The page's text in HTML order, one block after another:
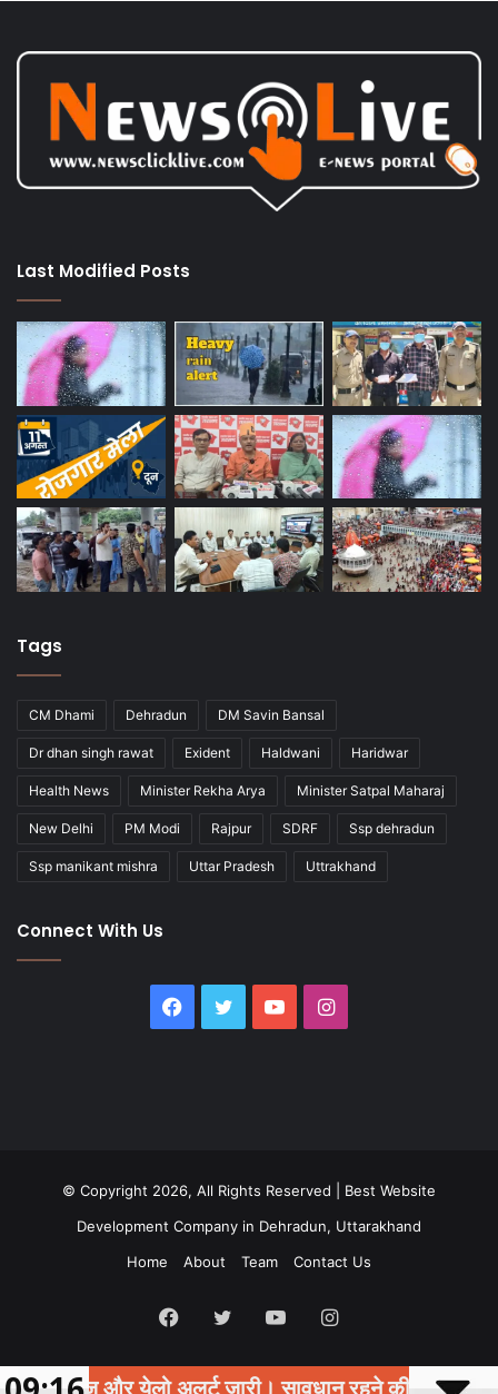
Last Modified Posts
Tags
CM Dhami Dehradun DM Savin Bansal
Dr dhan singh rawat Exident Haldwani Haridwar
Health News Minister Rekha Arya Minister Satpal Maharaj
New Delhi PM Modi Rajpur SDRF Ssp dehradun
Ssp manikant mishra Uttar Pradesh Uttrakhand
Connect With Us
Facebook
Twitter YouTubeInstagram
© Copyright 2026, All Rights Reserved | Best Website
Development Company in Dehradun, Uttarakhand
Home
About Team Contact Us
Facebook
Twitter YouTubeInstagram
और येलो अलर्ट जारी। सावधान रहने की सलाह